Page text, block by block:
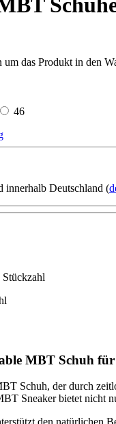
das Produkt in den
46
innerhalb Deutschland (
MBT Schuh
Schuh, der durch
Sneaker bietet nicht